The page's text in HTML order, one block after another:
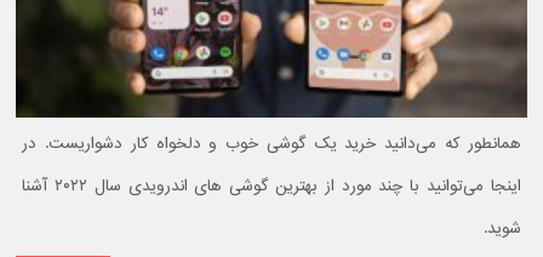
همانطور که می‌دانید خرید یک گوشی خوب و دلخواه کار دشواریست. در
اینجا می‌توانید با چند مورد از بهترین گوشی های اندرویدی سال ۲۰۲۲ آشنا
شوید.